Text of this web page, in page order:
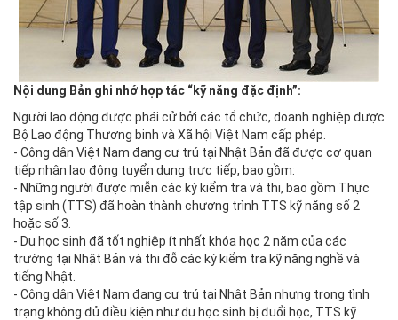
Nội dung Bản ghi nhớ hợp tác “kỹ năng đặc định”:
Người lao động được phái cử bởi các tổ chức, doanh nghiệp được
Bộ Lao động Thương binh và Xã hội Việt Nam cấp phép.
- Công dân Việt Nam đang cư trú tại Nhật Bản đã được cơ quan
tiếp nhận lao động tuyển dụng trực tiếp, bao gồm:
- Những người được miễn các kỳ kiểm tra và thi, bao gồm Thực
tập sinh (TTS) đã hoàn thành chương trình TTS kỹ năng số 2
hoặc số 3.
- Du học sinh đã tốt nghiệp ít nhất khóa học 2 năm của các
trường tại Nhật Bản và thi đỗ các kỳ kiểm tra kỹ năng nghề và
tiếng Nhật.
- Công dân Việt Nam đang cư trú tại Nhật Bản nhưng trong tình
trạng không đủ điều kiện như du học sinh bị đuổi học, TTS kỹ